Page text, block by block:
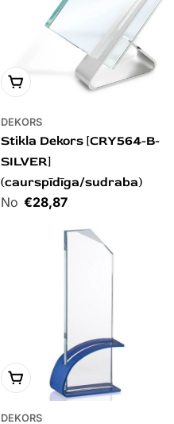
PIEVIENOT GROZAM
DEKORS
Stikla Dekors [CRY564-B-
SILVER]
(caurspīdīga/sudraba)
Cena€28,87
PIEVIENOT GROZAM
DEKORS